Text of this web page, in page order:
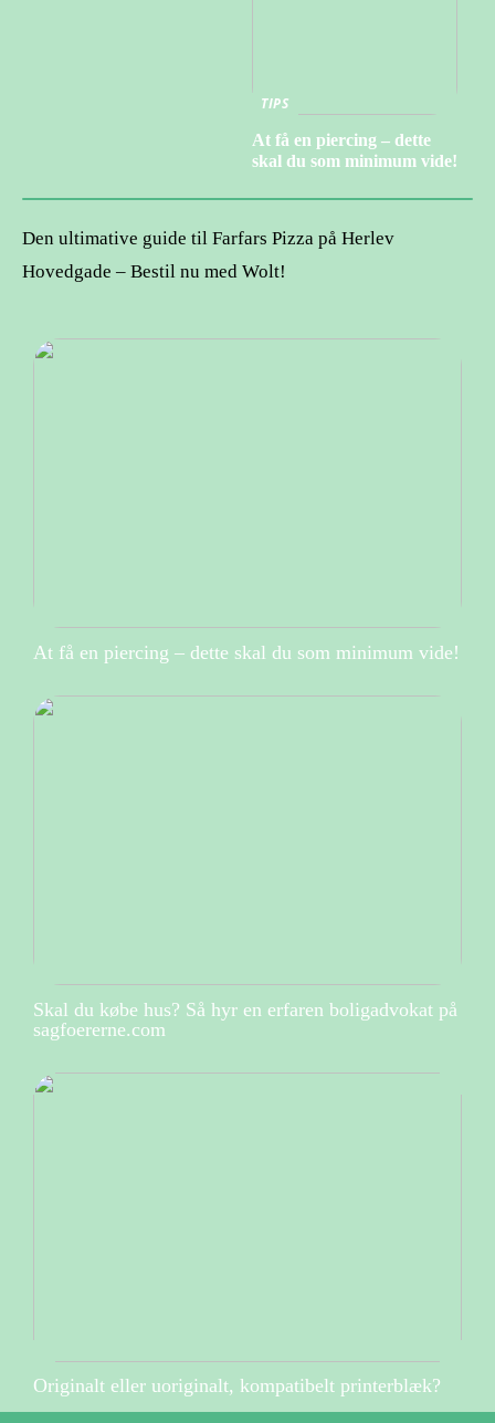
TIPS
At få en piercing – dette
skal du som minimum vide!
Den ultimative guide til Farfars Pizza på Herlev
Hovedgade – Bestil nu med Wolt!
At få en piercing – dette skal du som minimum vide!
Skal du købe hus? Så hyr en erfaren boligadvokat på
sagfoererne.com
Originalt eller uoriginalt, kompatibelt printerblæk?